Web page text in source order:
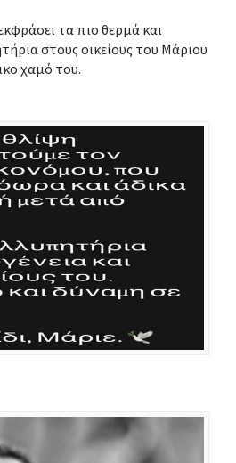
τα πιο θερμά και
στους οικείους του Μάριου
χαμό του.